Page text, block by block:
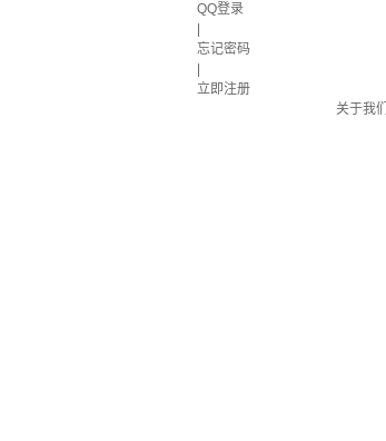
QQ登录
忘记密码
立即注册
关于我们